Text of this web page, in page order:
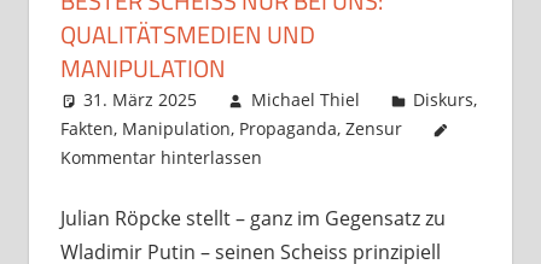
QUALITÄTSMEDIEN UND
MANIPULATION
31. März 2025 Michael Thiel Diskurs,
Fakten, Manipulation, Propaganda, Zensur
Kommentar hinterlassen
Julian Röpcke stellt – ganz im Gegensatz zu
Wladimir Putin – seinen Scheiss prinzipiell